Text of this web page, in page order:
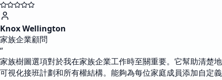
Knox Wellington
家族企業顧問
“
家族樹圖選項對於我在家族企業工作時至關重要。它幫助清楚地
可視化接班計劃和所有權結構。能夠為每位家庭成員添加自定義